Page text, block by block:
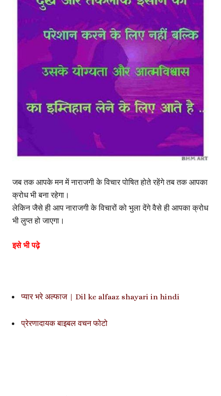
जब तक आपके मन में नाराजगी के विचार पोषित होते रहेंगे तब तक आपका
क्रोध भी बना रहेगा।
लेकिन जैसे ही आप नाराजगी के विचारों को भुला देंगे वैसे ही आपका क्रोध
भी लुप्त हो जाएगा।
इसे भी पढ़े
प्यार भरे अल्फाज | Dil ke alfaaz shayari in hindi
प्रेरणादायक बाइबल वचन फोटो